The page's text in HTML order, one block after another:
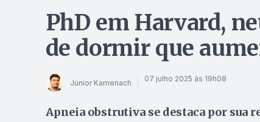
PhD em Harvard,
de dormir que
Júnior Kamenach 07 julho 2025 às 19h08
Apneia obstrutiva se destaca por sua